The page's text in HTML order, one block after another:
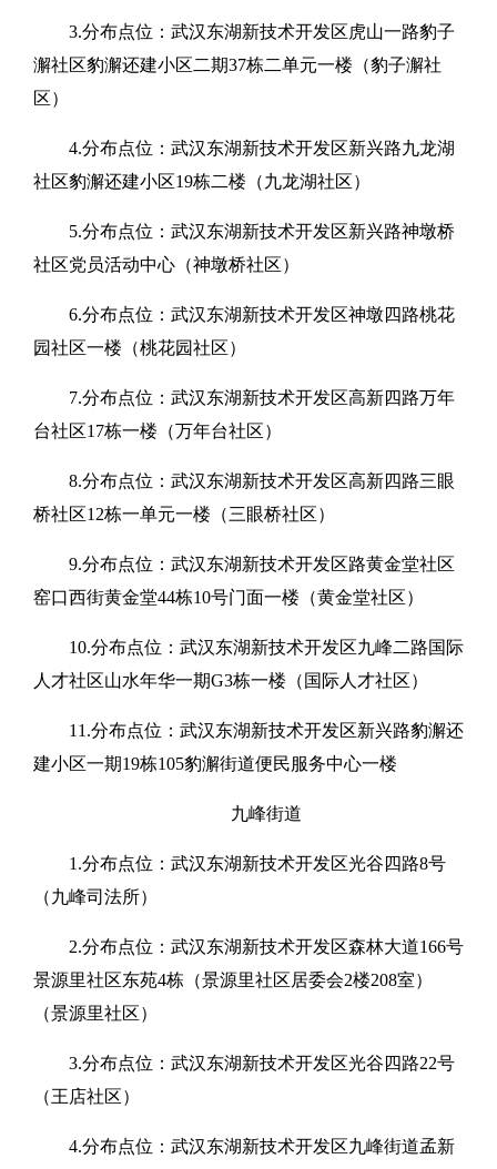
3.分布点位：武汉东湖新技术开发区虎山一路豹子
澥社区豹澥还建小区二期37栋二单元一楼（豹子澥社
区）
4.分布点位：武汉东湖新技术开发区新兴路九龙湖
社区豹澥还建小区19栋二楼（九龙湖社区）
5.分布点位：武汉东湖新技术开发区新兴路神墩桥
社区党员活动中心（神墩桥社区）
6.分布点位：武汉东湖新技术开发区神墩四路桃花
园社区一楼（桃花园社区）
7.分布点位：武汉东湖新技术开发区高新四路万年
台社区17栋一楼（万年台社区）
8.分布点位：武汉东湖新技术开发区高新四路三眼
桥社区12栋一单元一楼（三眼桥社区）
9.分布点位：武汉东湖新技术开发区路黄金堂社区
窑口西街黄金堂44栋10号门面一楼（黄金堂社区）
10.分布点位：武汉东湖新技术开发区九峰二路国际
人才社区山水年华一期G3栋一楼（国际人才社区）
11.分布点位：武汉东湖新技术开发区新兴路豹澥还
建小区一期19栋105豹澥街道便民服务中心一楼
九峰街道
1.分布点位：武汉东湖新技术开发区光谷四路8号
（九峰司法所）
2.分布点位：武汉东湖新技术开发区森林大道166号
景源里社区东苑4栋（景源里社区居委会2楼208室）
（景源里社区）
3.分布点位：武汉东湖新技术开发区光谷四路22号
（王店社区）
4.分布点位：武汉东湖新技术开发区九峰街道孟新